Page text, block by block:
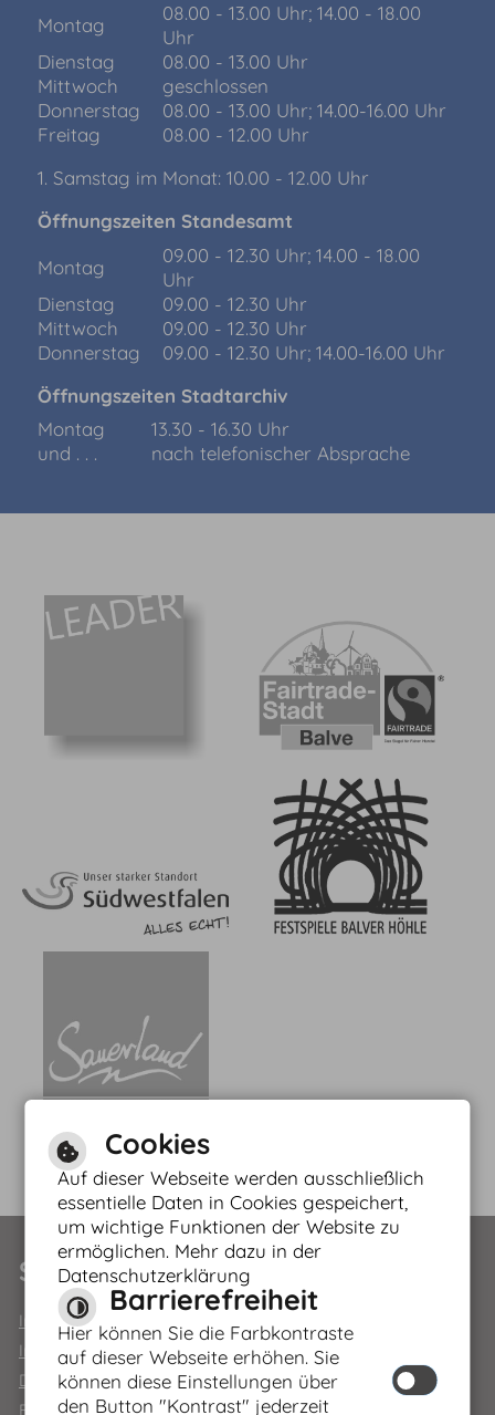
Montag
08.00 - 13.00 Uhr; 14.00 - 18.00
Uhr
Dienstag
08.00 - 13.00 Uhr
Mittwoch
geschlossen
Donnerstag
08.00 - 13.00 Uhr; 14.00-16.00 Uhr
Freitag
08.00 - 12.00 Uhr
1. Samstag im Monat: 10.00 - 12.00 Uhr
Öffnungszeiten Standesamt
Montag
09.00 - 12.30 Uhr; 14.00 - 18.00
Uhr
Dienstag
09.00 - 12.30 Uhr
Mittwoch
09.00 - 12.30 Uhr
Donnerstag
09.00 - 12.30 Uhr; 14.00-16.00 Uhr
Öffnungszeiten Stadtarchiv
Montag
13.30 - 16.30 Uhr
und . . .
nach telefonischer Absprache
Service
Impressum
Inhaltsverzeichnis
Datenschutzerklärung
Barrierefreiheit
Leichte Sprache
Gebärdensprache
Cookies
Auf dieser Webseite werden ausschließlich
essentielle Daten in Cookies gespeichert,
um wichtige Funktionen der Website zu
ermöglichen. Mehr dazu in der
Datenschutzerklärung
Barrierefreiheit
Hier können Sie die Farbkontraste
auf dieser Webseite erhöhen. Sie
können diese Einstellungen über
den Button "Kontrast" jederzeit